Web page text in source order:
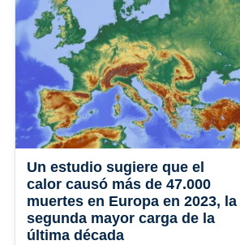
Un estudio sugiere que el
calor causó más de 47.000
muertes en Europa en 2023, la
segunda mayor carga de la
última década